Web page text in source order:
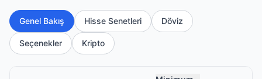
Genel Bakış Hisse Senetleri Döviz
Seçenekler Kripto